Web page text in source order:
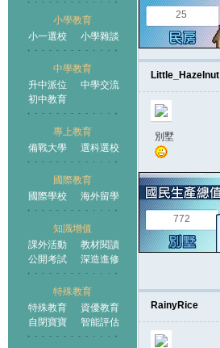
小學教育
小一選校
小學雜談
中學教育
升中派位
中學交流
初中教育
專上教育
備戰大學
選科選校
國際教育
國際學校
海外留學
知識增值
課外活動
教材閱讀
公開考試
深造進修
特殊教育
特殊教育
資優教育
自閉寶寶
智能評估
25
Little_Hazelnut
別墅
772
RainyRice